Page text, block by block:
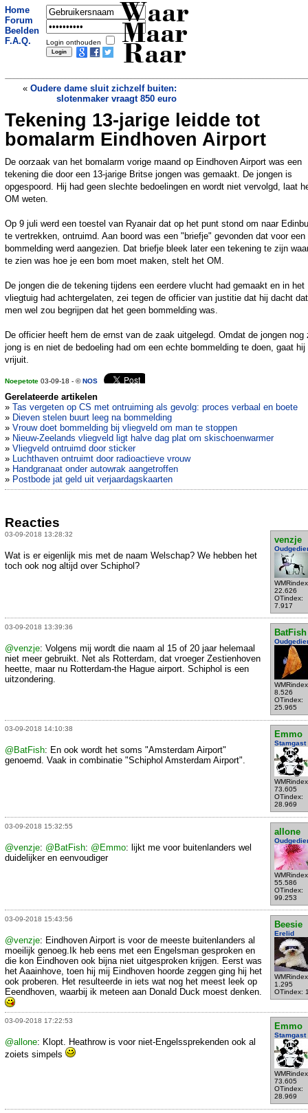
Home
Forum
Beelden
F.A.Q.
Login onthouden
Waar
Maar
Raar
« Oudere dame sluit zichzelf buiten:
slotenmaker vraagt 850 euro
Oplichter verkoopt luchthaven die niet
bestaat voor 242 miljoen dollar
Tekening 13-jarige leidde tot
bomalarm Eindhoven Airport
De oorzaak van het bomalarm vorige maand op Eindhoven Airport was een
tekening die door een 13-jarige Britse jongen was gemaakt. De jongen is
opgespoord. Hij had geen slechte bedoelingen en wordt niet vervolgd, laat
OM weten.
Op 9 juli werd een toestel van Ryanair dat op het punt stond om naar
te vertrekken, ontruimd. Aan boord was een "briefje" gevonden dat voor een
bommelding werd aangezien. Dat briefje bleek later een tekening te zijn
te zien was hoe je een bom moet maken, stelt het OM.
De jongen die de tekening tijdens een eerdere vlucht had gemaakt en in het
vliegtuig had achtergelaten, zei tegen de officier van justitie dat hij dacht dat
men wel zou begrijpen dat het geen bommelding was.
De officier heeft hem de ernst van de zaak uitgelegd. Omdat de jongen nog
jong is en niet de bedoeling had om een echte bommelding te doen, gaat hij
vrijuit.
Noepetote 03-09-18 - ©NOS
Gerelateerde artikelen
» Tas vergeten op CS met ontruiming als gevolg: proces verbaal en boete
» Dieven stelen buurt leeg na bommelding
» Vrouw doet bommelding bij vliegveld om man te stoppen
» Nieuw-Zeelands vliegveld ligt halve dag plat om skischoenwarmer
» Vliegveld ontruimd door sticker
» Luchthaven ontruimt door radioactieve vrouw
» Handgranaat onder autowrak aangetroffen
» Postbode jat geld uit verjaardagskaarten
Reacties
03-09-2018 13:28:32
venzje
22.626
OTindex:
7.917
Wat is er eigenlijk mis met de naam Welschap? We hebben het
toch ook nog altijd over Schiphol?
03-09-2018 13:39:36
BatFish
8.526
OTindex:
25.965
@venzje: Volgens mij wordt die naam al 15 of 20 jaar helemaal
niet meer gebruikt. Net als Rotterdam, dat vroeger Zestienhoven
heette, maar nu Rotterdam-the Hague airport. Schiphol is een
uitzondering.
03-09-2018 14:10:38
Emmo
Stamgast
73.605
OTindex:
28.969
@BatFish: En ook wordt het soms "Amsterdam Airport"
genoemd. Vaak in combinatie "Schiphol Amsterdam Airport".
03-09-2018 15:32:55
allone
55.586
OTindex:
99.253
@venzje: @BatFish: @Emmo: lijkt me voor buitenlanders wel
duidelijker en eenvoudiger
03-09-2018 15:43:56
Beesie
Erelid
1.295
OTindex:
@venzje: Eindhoven Airport is voor de meeste buitenlanders al
moeilijk genoeg.Ik heb eens met een Engelsman gesproken en
die kon Eindhoven ook bijna niet uitgesproken krijgen. Eerst was
het Aaainhove, toen hij mij Eindhoven hoorde zeggen ging hij het
ook proberen. Het resulteerde in iets wat nog het meest leek op
Eeendhoven, waarbij ik meteen aan Donald Duck moest denken.
03-09-2018 17:22:53
Emmo
Stamgast
73.605
OTindex:
28.969
@allone: Klopt. Heathrow is voor niet-Engelssprekenden ook al
zoiets simpels